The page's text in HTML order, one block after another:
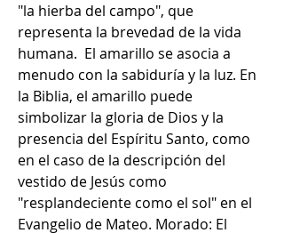
"la hierba del campo", que
representa la brevedad de la vida
humana.  El amarillo se asocia a
menudo con la sabiduría y la luz. En
la Biblia, el amarillo puede
simbolizar la gloria de Dios y la
presencia del Espíritu Santo, como
en el caso de la descripción del
vestido de Jesús como
"resplandeciente como el sol" en el
Evangelio de Mateo. Morado: El